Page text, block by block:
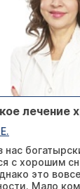
лечение
нас
с хорошим
это
Мало